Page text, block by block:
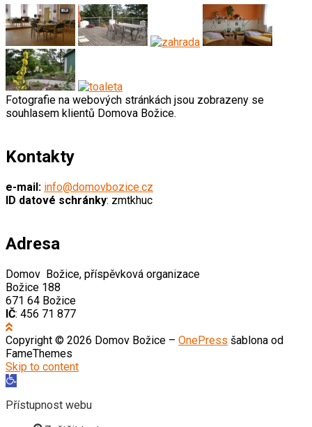
Fotografie na webových stránkách jsou zobrazeny se
souhlasem klientů Domova Božice.
Kontakty
e-mail: info@domovbozice.cz
ID datové schránky: zmtkhuc
Adresa
Domov Božice, příspěvková organizace
Božice 188
671 64 Božice
IČ: 456 71 877
Copyright © 2026 Domov Božice – OnePress šablona od
FameThemes
Skip to content
Open
Přístupnost webu